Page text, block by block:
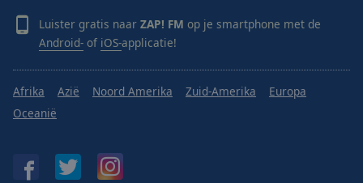
Luister gratis naar ZAP! FM op je smartphone met de
Android- of iOS-applicatie!
Afrika Azië Noord Amerika Zuid-Amerika
Europa
Oceanië